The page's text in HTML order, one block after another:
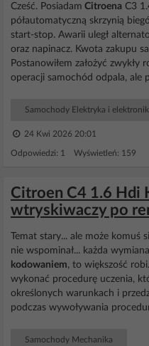
Cześć. Posiadam Citroena C3
półautomatyczną skrzynią
start-stop. Awarii uległ
oraz napinacz. Kwota zakupu
Postanowiłem założyć zwykły
operacji samochód odpala, ale
Samochody Elektryka i
24 Kwi 2026 20:01
Odpowiedzi: 1 Wyświetleń: 159
Citroen C4 1.6 Hdi
wtryskiwaczy po
Temat stary... ale może
nie wspominał... każda
kodowaniem, to większość
wykonać procedurę uczenia,
określonych warunkach i
podczas wywoływania
Samochody Mechanika